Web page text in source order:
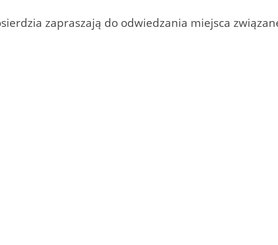
zapraszają do odwiedzania miejsca